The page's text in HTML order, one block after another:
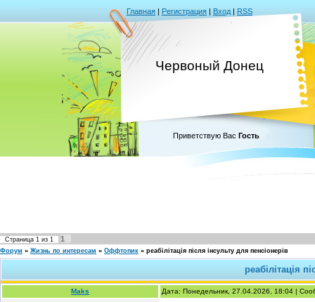
Главная | Регистрация | Вход | RSS
Червоный Донец
Приветствую Вас Гость
Страница 1 из 1 1
Форум » Жизнь по интересам » Оффтопик » реабілітація після інсульту для пенсіонерів
реабілітація
Maks Дата: Понедельник, 27.04.2026, 18:04 |